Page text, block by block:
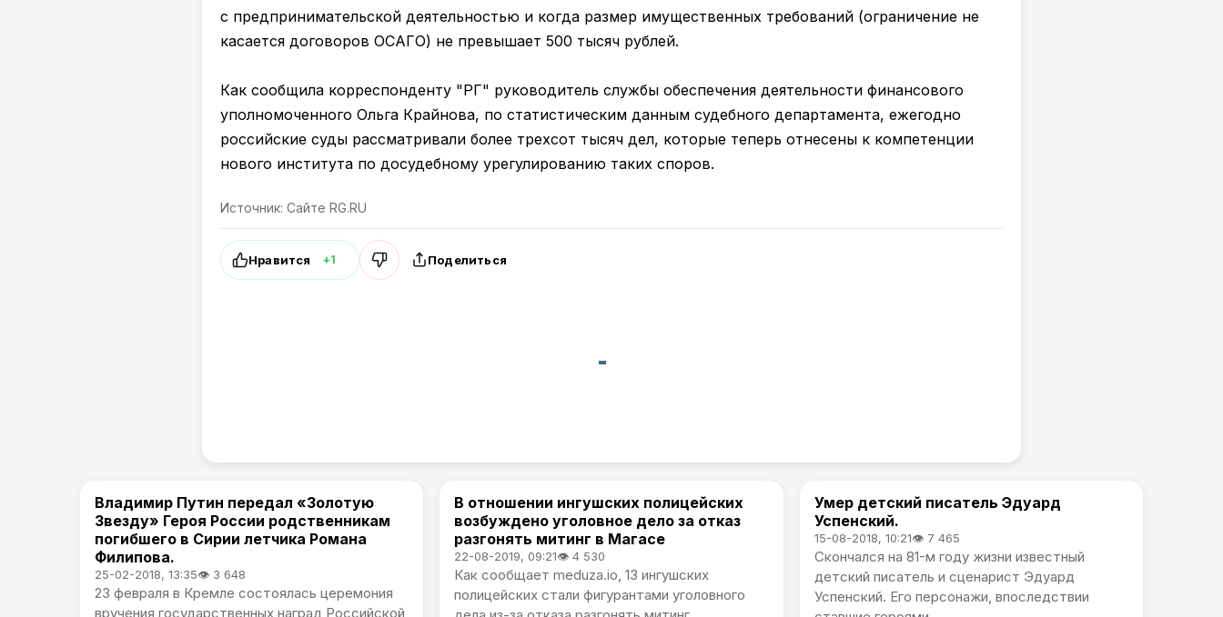
с предпринимательской деятельностью и когда размер имущественных требований (ограничение не
касается договоров ОСАГО) не превышает 500 тысяч рублей.
Как сообщила корреспонденту "РГ" руководитель службы обеспечения деятельности финансового
уполномоченного Ольга Крайнова, по статистическим данным судебного департамента, ежегодно
российские суды рассматривали более трехсот тысяч дел, которые теперь отнесены к компетенции
нового института по досудебному урегулированию таких споров.
Источник: Сайте RG.RU
Нравится +1 Поделиться
В России
Владимир Путин передал «Золотую
Звезду» Героя России родственникам
погибшего в Сирии летчика Романа
Филипова.
25-02-2018, 13:35👁 3 648
23 февраля в Кремле состоялась церемония
вручения государственных наград Российской
Артемпортал / В России
В отношении ингушских полицейских
возбуждено уголовное дело за отказ
разгонять митинг в Магасе
22-08-2019, 09:21👁 4 530
Как сообщает meduza.io, 13 ингушских
полицейских стали фигурантами уголовного
В России
Умер детский писатель Эдуард
Успенский.
15-08-2018, 10:21👁 7 465
Скончался на 81-м году жизни известный
детский писатель и сценарист Эдуард
Успенский. Его персонажи, впоследствии